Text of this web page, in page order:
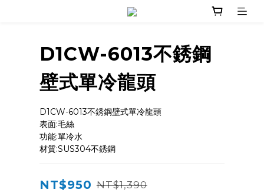
D1CW-6013不銹鋼
壁式單冷龍頭
D1CW-6013不銹鋼壁式單冷龍頭
表面:毛絲
功能:單冷水
材質:SUS304不銹鋼
NT$950 NT$1,390